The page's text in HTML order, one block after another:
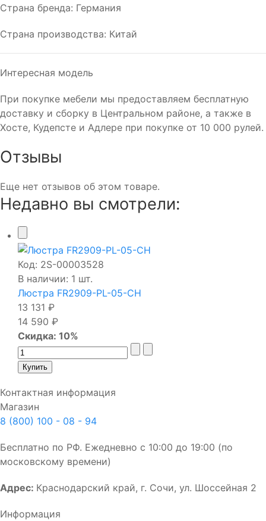
Страна бренда: Германия
Страна производства: Китай
Интересная модель
При покупке мебели мы предоставляем бесплатную
доставку и сборку в Центральном районе, а также в
Хосте, Кудепсте и Адлере при покупке от 10 000 рулей.
Отзывы
Еще нет отзывов об этом товаре.
Недавно вы смотрели:
Код: 2S-00003528
В наличии: 1 шт.
Люстра FR2909-PL-05-CH
13 131 ₽
14 590 ₽
Скидка: 10%
Контактная информация
Магазин
8 (800) 100 - 08 - 94
Бесплатно по РФ. Ежедневно с 10:00 до 19:00 (по
московскому времени)
Адрес: Краснодарский край, г. Сочи, ул. Шоссейная 2
Информация